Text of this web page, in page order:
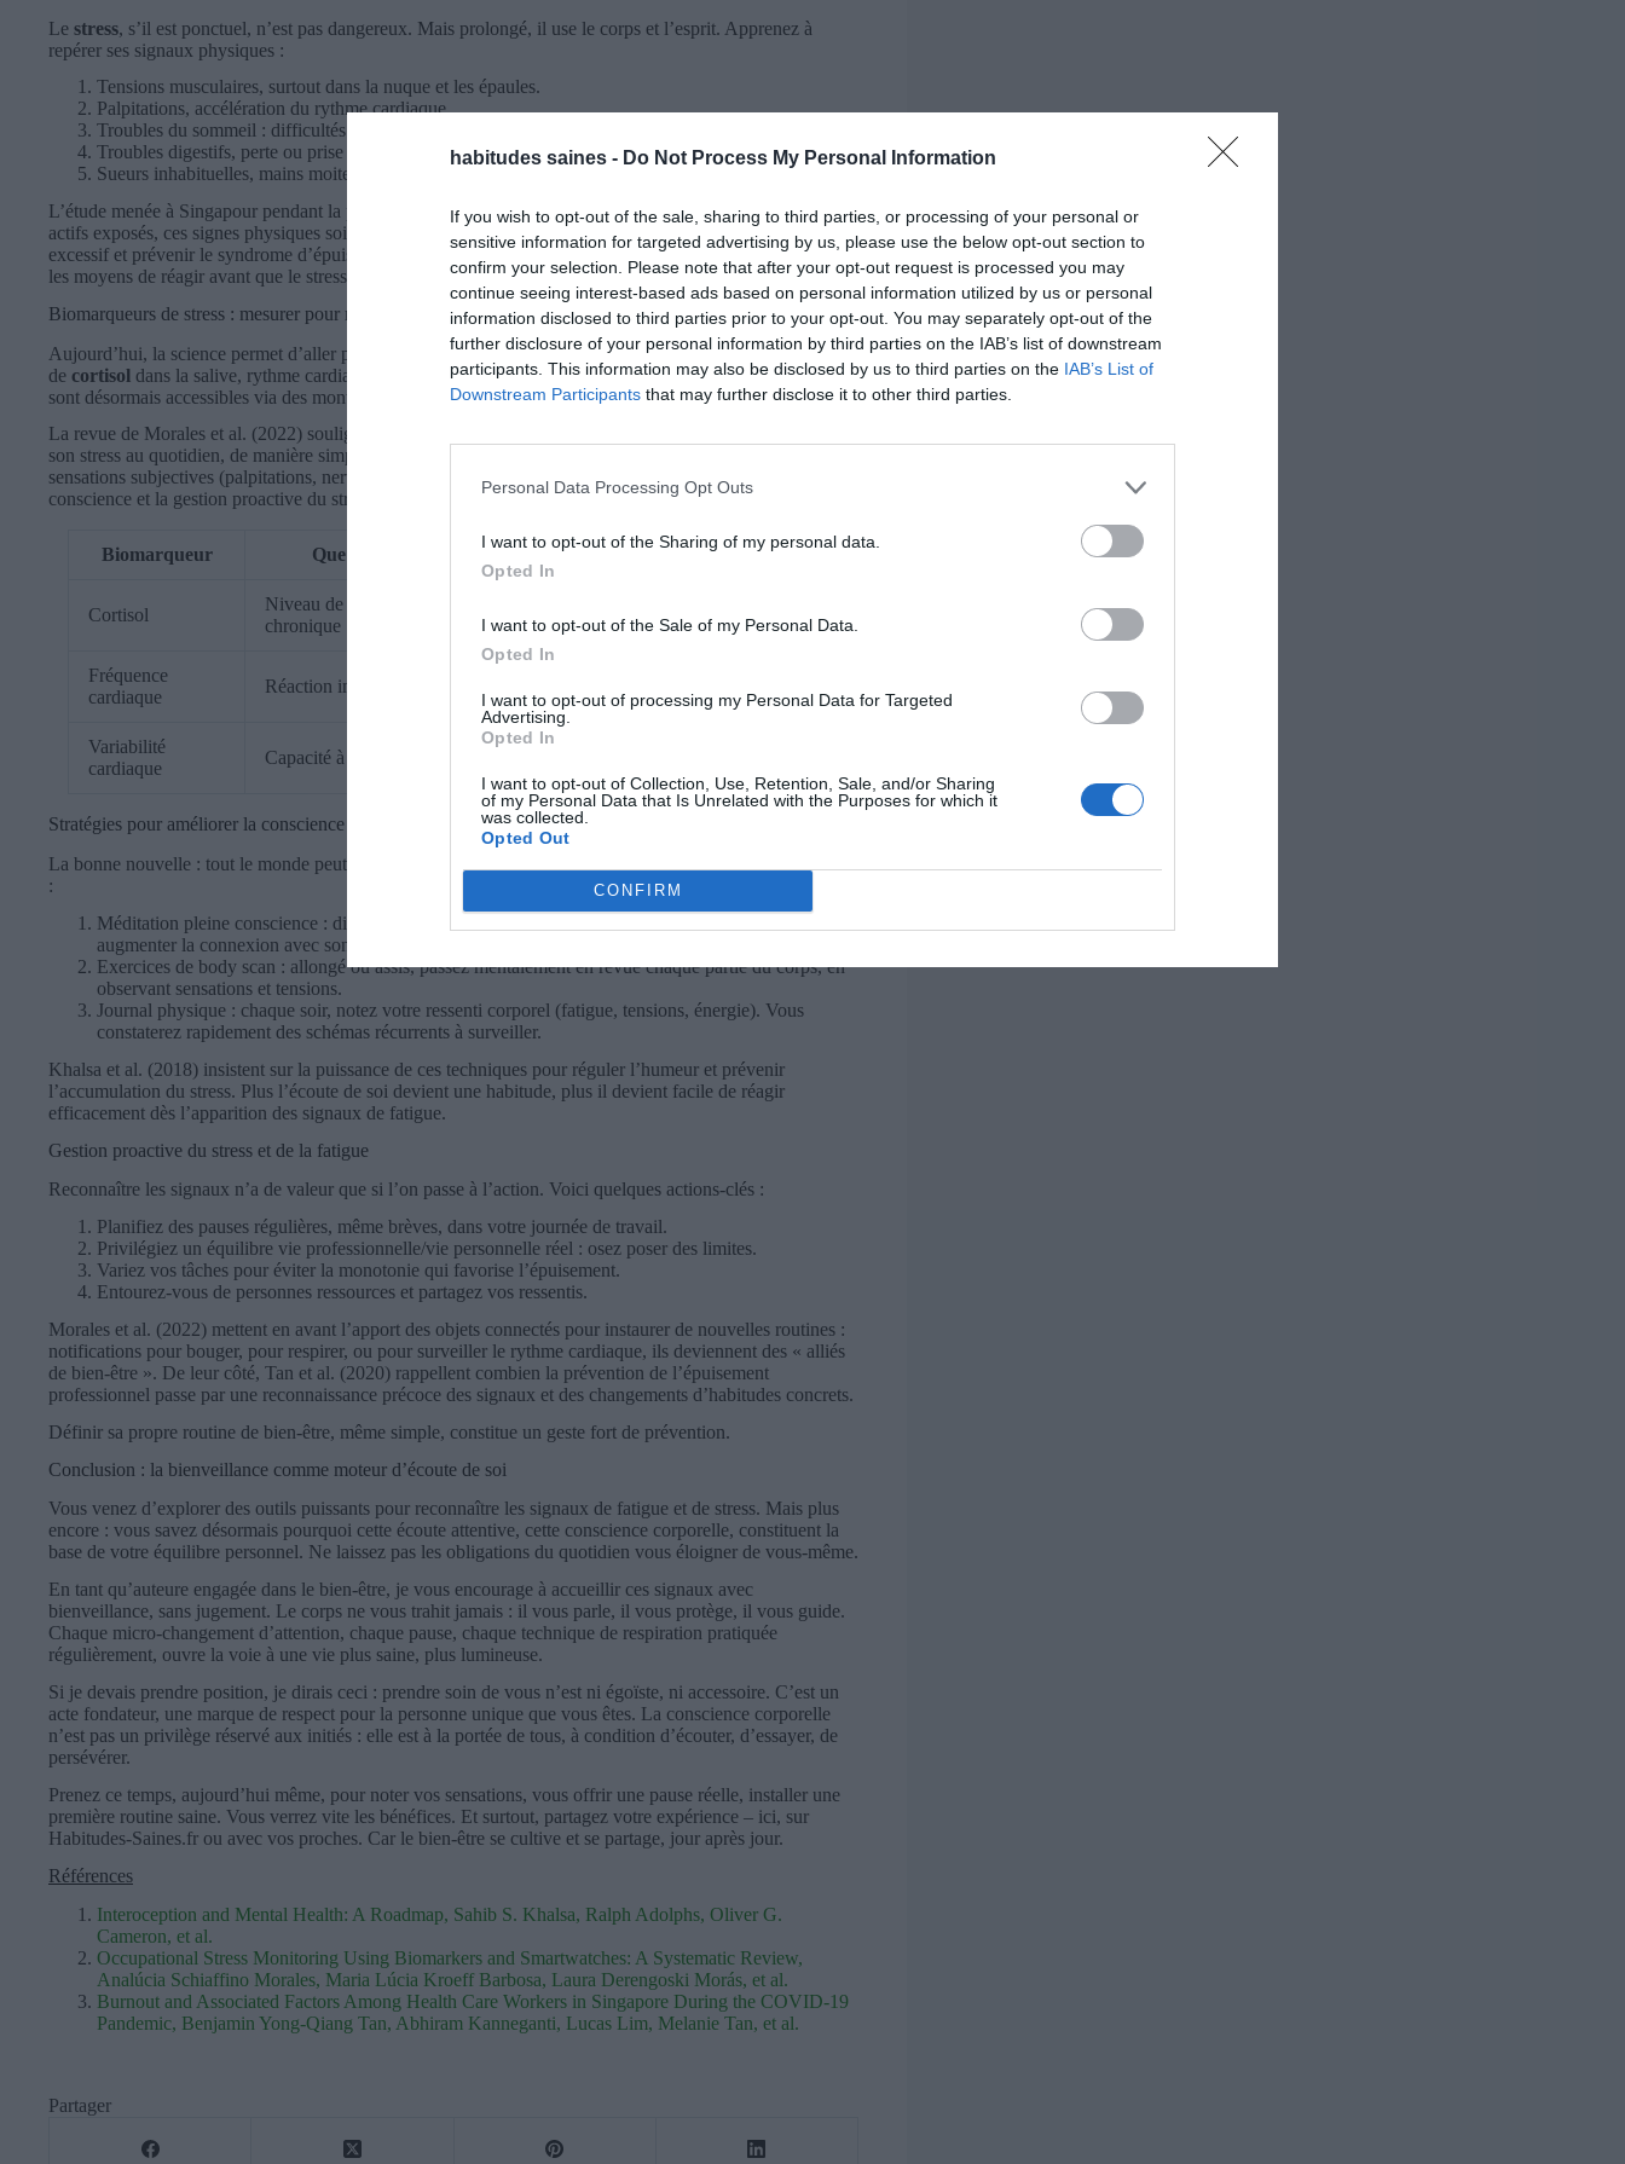
habitudes saines - Do Not Process My Personal Information
If you wish to opt-out of the sale, sharing to third parties, or processing of your personal or
sensitive information for targeted advertising by us, please use the below opt-out section to
confirm your selection. Please note that after your opt-out request is processed you may
continue seeing interest-based ads based on personal information utilized by us or personal
information disclosed to third parties prior to your opt-out. You may separately opt-out of the
further disclosure of your personal information by third parties on the IAB’s list of downstream
participants. This information may also be disclosed by us to third parties on the IAB’s List of
Downstream Participants that may further disclose it to other third parties.
Personal Data Processing Opt Outs
I want to opt-out of the Sharing of my personal data.
Opted In
I want to opt-out of the Sale of my Personal Data.
Opted In
I want to opt-out of processing my Personal Data for Targeted
Advertising.
Opted In
I want to opt-out of Collection, Use, Retention, Sale, and/or Sharing
of my Personal Data that Is Unrelated with the Purposes for which it
was collected.
Opted Out
CONFIRM
Le stress, s’il est ponctuel, n’est pas dangereux. Mais prolongé, il use le corps et l’esprit. Apprenez à
repérer ses signaux physiques :
Tensions musculaires, surtout dans la nuque et les épaules.
Palpitations, accélération du rythme cardiaque.
Troubles du sommeil : difficultés d’endormissement, sommeil fractionné.
Troubles digestifs, perte ou prise de poids inhabituelle.
Sueurs inhabituelles, mains moites.
L’étude menée à Singapour pendant la pandémie de COVID-19 (Tan et al., 2020) a montré que, chez les
actifs exposés, ces signes physiques soient de véritables « drapeaux rouges » pour détecter un stress
excessif et prévenir le syndrome d’épuisement. Prendre en compte ces alertes corporelles, c’est se donner
les moyens de réagir avant que le stress ne dégénère.
Biomarqueurs de stress : mesurer pour mieux agir
Aujourd’hui, la science permet d’aller plus loin en objectivant le stress grâce à desbiomarqueurs: taux
de cortisol dans la salive, rythme cardiaque, variabilité du rythme cardiaque… Ces indicateurs biologiques
sont désormais accessibles via des montres connectées ou des applications mobiles.
La revue de Morales et al. (2022) souligne à quel point ces technologies aident à surveiller l’évolution de
son stress au quotidien, de manière simple et intuitive. Les utilisateurs apprennent ainsi à associer leurs
sensations subjectives (palpitations, nervosité) à des mesures concrètes, ce qui optimise la prise de
conscience et la gestion proactive du stress.
Biomarqueur Que mesure-t-il ? Outils de suivi courants
Cortisol
Niveau de stress aigu ou
chronique
Tests salivaires (en laboratoire)
Fréquence
cardiaque
Réaction immédiate au stress
sportifs
Variabilité
cardiaque
Capacité à gérer le stress
Applications dédiées, montres
Stratégies pour améliorer la conscience corporelle
La bonne nouvelle : tout le monde peut entraîner son interoception ! Voici des méthodes accessibles à tous
:
Méditation pleine conscience : dix minutes par jour d’attention portée à la respiration suffisent à
augmenter la connexion avec son corps.
Exercices de body scan : allongé ou assis, passez mentalement en revue chaque partie du corps, en
observant sensations et tensions.
Journal physique : chaque soir, notez votre ressenti corporel (fatigue, tensions, énergie). Vous
constaterez rapidement des schémas récurrents à surveiller.
Khalsa et al. (2018) insistent sur la puissance de ces techniques pour réguler l’humeur et prévenir
l’accumulation du stress. Plus l’écoute de soi devient une habitude, plus il devient facile de réagir
efficacement dès l’apparition des signaux de fatigue.
Gestion proactive du stress et de la fatigue
Reconnaître les signaux n’a de valeur que si l’on passe à l’action. Voici quelques actions-clés :
Planifiez des pauses régulières, même brèves, dans votre journée de travail.
Privilégiez un équilibre vie professionnelle/vie personnelle réel : osez poser des limites.
Variez vos tâches pour éviter la monotonie qui favorise l’épuisement.
Entourez-vous de personnes ressources et partagez vos ressentis.
Morales et al. (2022) mettent en avant l’apport des objets connectés pour instaurer de nouvelles routines :
notifications pour bouger, pour respirer, ou pour surveiller le rythme cardiaque, ils deviennent des « alliés
de bien-être ». De leur côté, Tan et al. (2020) rappellent combien la prévention de l’épuisement
professionnel passe par une reconnaissance précoce des signaux et des changements d’habitudes concrets.
Définir sa propre routine de bien-être, même simple, constitue un geste fort de prévention.
Conclusion : la bienveillance comme moteur d’écoute de soi
Vous venez d’explorer des outils puissants pour reconnaître les signaux de fatigue et de stress. Mais plus
encore : vous savez désormais pourquoi cette écoute attentive, cette conscience corporelle, constituent la
base de votre équilibre personnel. Ne laissez pas les obligations du quotidien vous éloigner de vous-même.
En tant qu’auteure engagée dans le bien-être, je vous encourage à accueillir ces signaux avec
bienveillance, sans jugement. Le corps ne vous trahit jamais : il vous parle, il vous protège, il vous guide.
Chaque micro-changement d’attention, chaque pause, chaque technique de respiration pratiquée
régulièrement, ouvre la voie à une vie plus saine, plus lumineuse.
Si je devais prendre position, je dirais ceci : prendre soin de vous n’est ni égoïste, ni accessoire. C’est un
acte fondateur, une marque de respect pour la personne unique que vous êtes. La conscience corporelle
n’est pas un privilège réservé aux initiés : elle est à la portée de tous, à condition d’écouter, d’essayer, de
persévérer.
Prenez ce temps, aujourd’hui même, pour noter vos sensations, vous offrir une pause réelle, installer une
première routine saine. Vous verrez vite les bénéfices. Et surtout, partagez votre expérience – ici, sur
Habitudes-Saines.fr ou avec vos proches. Car le bien-être se cultive et se partage, jour après jour.
Références
Interoception and Mental Health: A Roadmap, Sahib S. Khalsa, Ralph Adolphs, Oliver G.
Cameron, et al.
Occupational Stress Monitoring Using Biomarkers and Smartwatches: A Systematic Review,
Analúcia Schiaffino Morales, Maria Lúcia Kroeff Barbosa, Laura Derengoski Morás, et al.
Burnout and Associated Factors Among Health Care Workers in Singapore During the COVID-19
Pandemic, Benjamin Yong-Qiang Tan, Abhiram Kanneganti, Lucas Lim, Melanie Tan, et al.
Partager